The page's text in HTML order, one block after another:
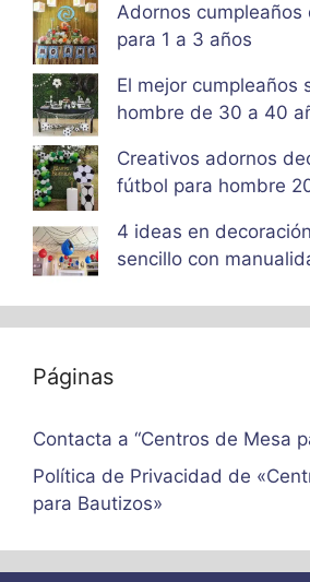
Adornos cumpleaños
para 1 a 3 años
El mejor cumpleaños
hombre de 30 a 40
Creativos adornos
fútbol para hombre
4 ideas en
sencillo con
Páginas
Contacta a “Centros de Mesa
Política de Privacidad de
para Bautizos»